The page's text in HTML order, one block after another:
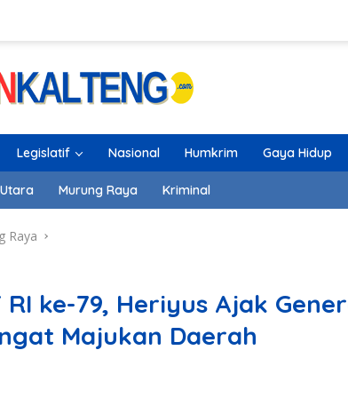
Legislatif Nasional Humkrim Gaya Hidup
Murung Raya Kriminal
Raya
RI ke-79, Heriyus Ajak
Majukan Daerah